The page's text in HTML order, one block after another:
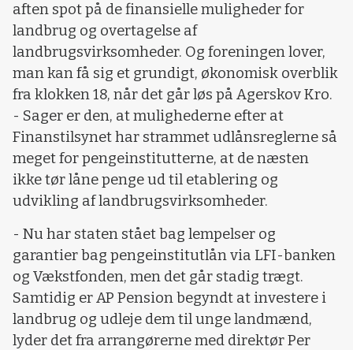
aften spot på de finansielle muligheder for
landbrug og overtagelse af
landbrugsvirksomheder. Og foreningen lover,
man kan få sig et grundigt, økonomisk overblik
fra klokken 18, når det går løs på Agerskov Kro.
- Sager er den, at mulighederne efter at
Finanstilsynet har strammet udlånsreglerne så
meget for pengeinstitutterne, at de næsten
ikke tør låne penge ud til etablering og
udvikling af landbrugsvirksomheder.
- Nu har staten stået bag lempelser og
garantier bag pengeinstitutlån via LFI-banken
og Vækstfonden, men det går stadig trægt.
Samtidig er AP Pension begyndt at investere i
landbrug og udleje dem til unge landmænd,
lyder det fra arrangørerne med direktør Per